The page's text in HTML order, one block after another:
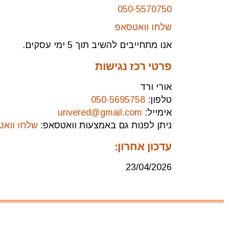
050-5570750
שלחו וואטסאפ
אנו מתחייבים להשיב תוך 5 ימי עסקים.
פרטי רכז נגישות
אורי ורד
טלפון: 050-5695758
אימייל: urivered@gmail.com
ניתן לפנות גם באמצעות וואטסאפ: שלחו
עדכון אחרון:
23/04/2026